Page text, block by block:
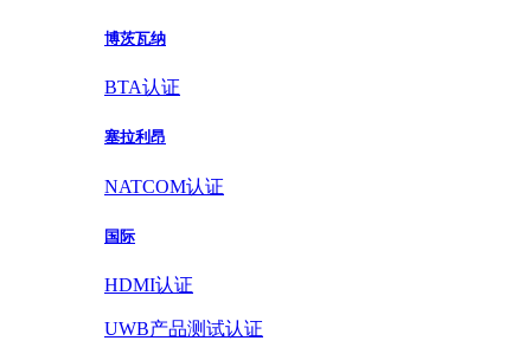
博茨瓦纳
BTA认证
塞拉利昂
NATCOM认证
国际
HDMI认证
UWB产品测试认证